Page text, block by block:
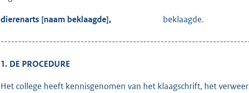
dierenarts [naam beklaagde], beklaagde.
1. DE PROCEDURE
Het college heeft kennisgenomen van het klaagschrift, het